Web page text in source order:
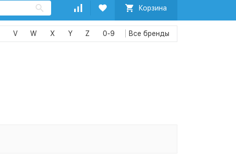
Корзина
V W X Y Z 0-9